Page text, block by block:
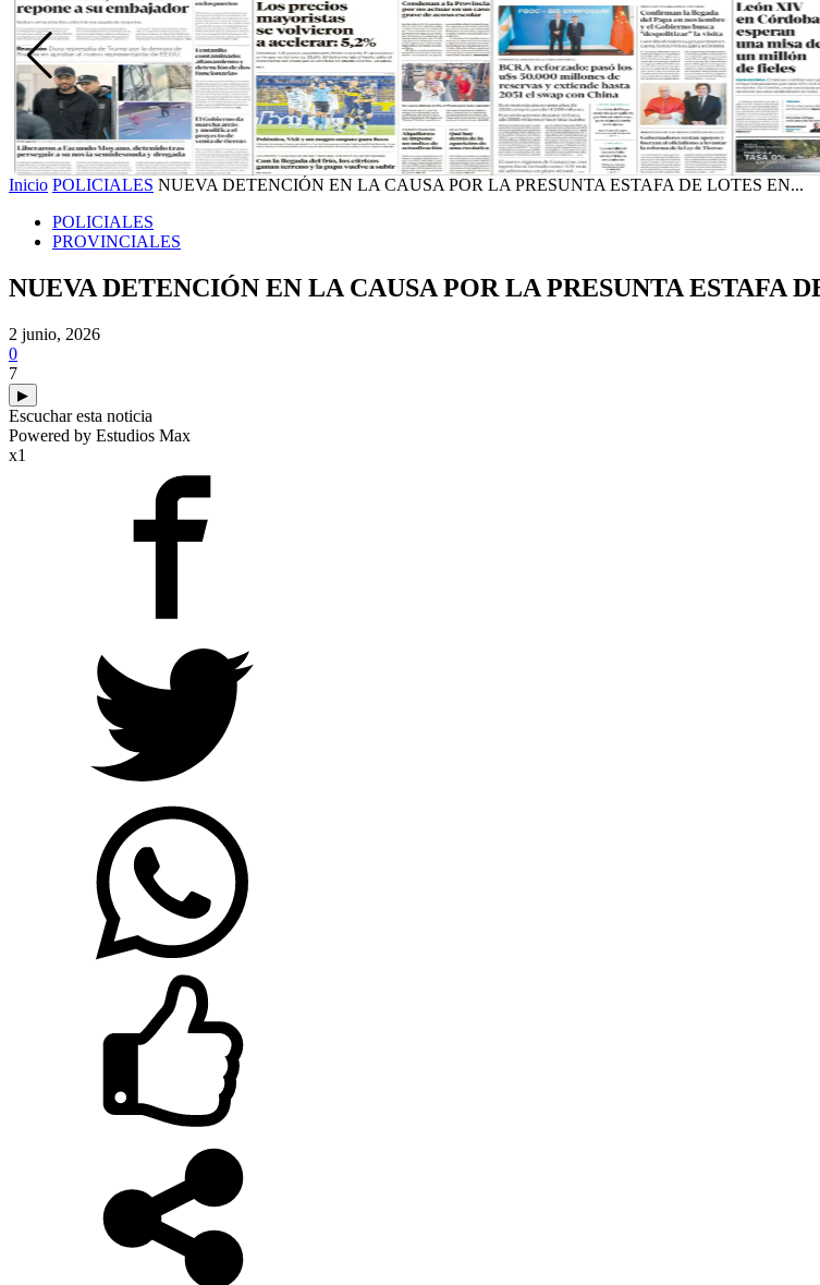
Inicio POLICIALES NUEVA DETENCIÓN EN LA CAUSA POR LA PRESUNTA ESTAFA DE LOTES EN...
POLICIALES
PROVINCIALES
NUEVA DETENCIÓN EN LA CAUSA POR LA PRESUNTA ESTAFA
2 junio, 2026
0
7
▶
Escuchar esta noticia
Powered by Estudios Max
x1